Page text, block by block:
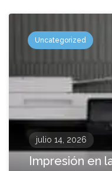
Uncategorized
julio 14, 2026
Impresión en